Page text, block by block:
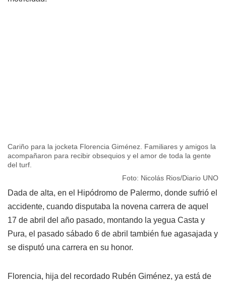
Cariño para la jocketa Florencia Giménez. Familiares y amigos la
acompañaron para recibir obsequios y el amor de toda la gente
del turf.
Foto: Nicolás Rios/Diario UNO
Dada de alta, en el Hipódromo de Palermo, donde sufrió el
accidente, cuando disputaba la novena carrera de aquel
17 de abril del año pasado, montando la yegua Casta y
Pura, el pasado sábado 6 de abril también fue agasajada y
se disputó una carrera en su honor.
Florencia, hija del recordado Rubén Giménez, ya está de